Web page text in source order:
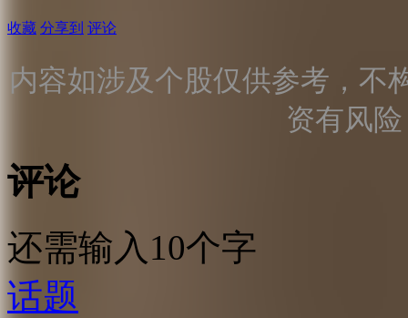
收藏 分享到 评论
内容如涉及个股仅供参考，不
资有风
评论
还需输入10个字
话题